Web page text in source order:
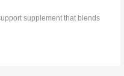
supplement that blends